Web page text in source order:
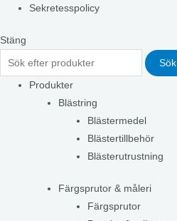
Sekretesspolicy
Stäng
Sök
Produkter
Blästring
Blästermedel
Blästertillbehör
Blästerutrustning
Färgsprutor & måleri
Färgsprutor